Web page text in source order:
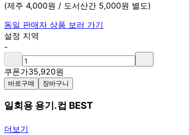
(제주 4,000원 / 도서산간 5,000원 별도)
동일 판매자 상품 보러 가기
설정 지역
-
쿠폰가35,920원
바로구매 장바구니
일회용 용기.컵 BEST
더보기